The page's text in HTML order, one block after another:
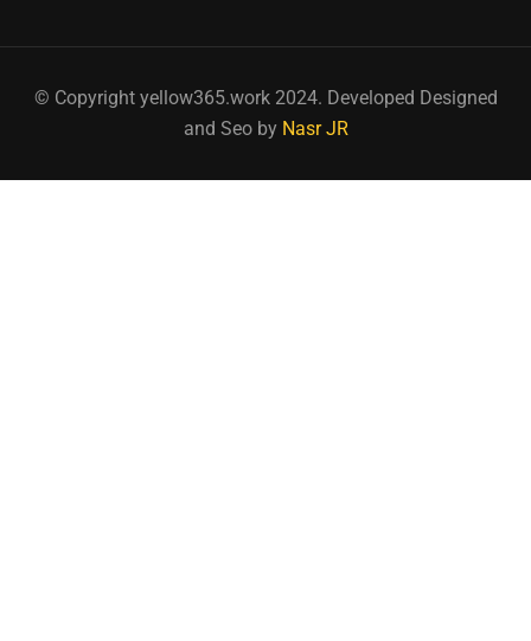
© Copyright yellow365.work 2024. Developed Designed
and Seo by Nasr JR